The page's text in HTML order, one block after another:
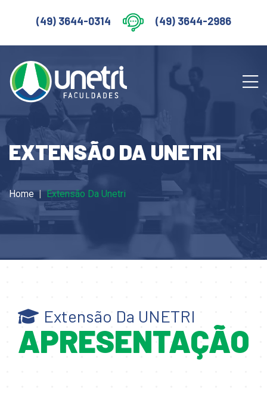
(49) 3644-0314 (49) 3644-2986
EXTENSÃO DA UNETRI
Home Extensão Da Unetri
Extensão Da UNETRI
APRESENTAÇÃO